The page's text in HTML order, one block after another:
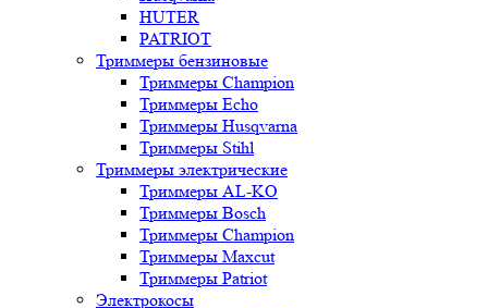
HUTER
PATRIOT
Триммеры бензиновые
Триммеры Champion
Триммеры Echo
Триммеры Husqvarna
Триммеры Stihl
Триммеры электрические
Триммеры AL-KO
Триммеры Bosch
Триммеры Champion
Триммеры Maxcut
Триммеры Patriot
Электрокосы